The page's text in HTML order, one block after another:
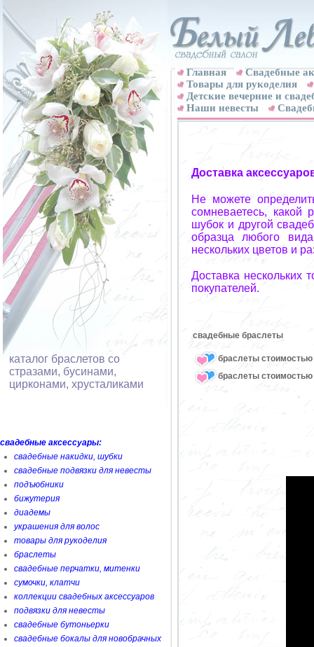
каталог браслетов со
стразами, бусинами,
цирконами, хрусталиками
свадебные аксессуары:
свадебные накидки, шубки
свадебные подвязки для невесты
подъюбники
бижутерия
диадемы
украшения для волос
товары для рукоделия
браслеты
свадебные перчатки, митенки
сумочки, клатчи
коллекции свадебных аксессуаров
подвязки для невесты
свадебные бутоньерки
свадебные бокалы для новобрачных
Главная
Свадебные
Товары для рукоделия
Детские вечерние и
Наши невесты
Доставка
Не можете
сомневаетесь, какой
шубок и другой
образца любого
нескольких цветов и
Доставка нескольких
покупателей.
свадебные браслеты
браслеты
браслеты стоимостью